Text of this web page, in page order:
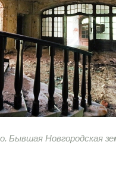
Бывшая Новгородская